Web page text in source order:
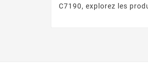
C7190, explorez les